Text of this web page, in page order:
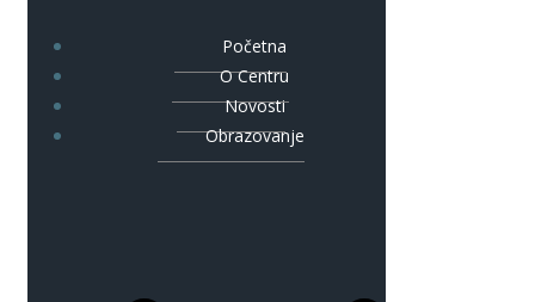
Početna
O Centru
Novosti
Obrazovanje